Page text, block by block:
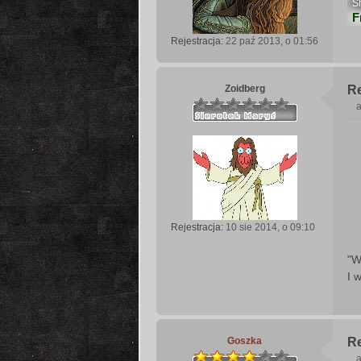
Rejestracja: 22 paź 2013, o 01:56
Zoidberg
Rejestracja: 10 sie 2014, o 09:10
I
Goszka